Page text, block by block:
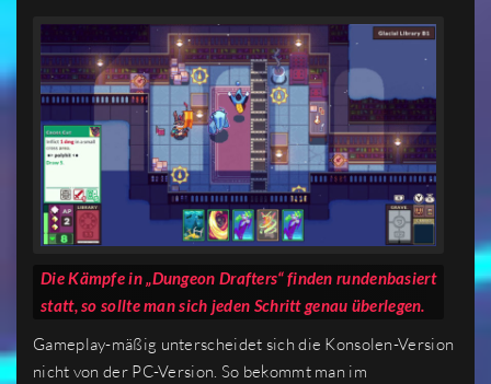
Die Kämpfe in „Dungeon Drafters“ finden rundenbasiert
statt, so sollte man sich jeden Schritt genau überlegen.
Gameplay-mäßig unterscheidet sich die Konsolen-Version
nicht von der PC-Version. So bekommt man im